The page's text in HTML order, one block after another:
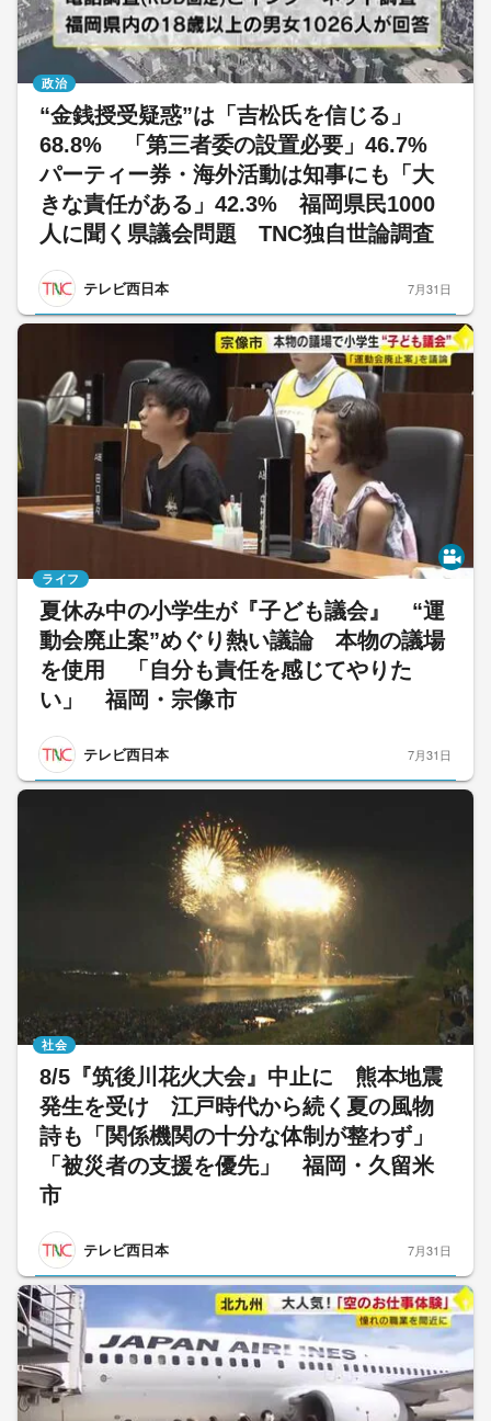
“金銭授受疑惑”は「吉松氏を信じる」
68.8% 「第三者委の設置必要」46.7%
パーティー券・海外活動は知事にも「大
きな責任がある」42.3% 福岡県民1000
人に聞く県議会問題 TNC独自世論調査
テレビ西日本
政治
7月31日
夏休み中の小学生が『子ども議会』 “運
動会廃止案”めぐり熱い議論 本物の議場
を使用 「自分も責任を感じてやりた
い」 福岡・宗像市
テレビ西日本
ライフ
7月31日
8/5『筑後川花火大会』中止に 熊本地震
発生を受け 江戸時代から続く夏の風物
詩も「関係機関の十分な体制が整わず」
「被災者の支援を優先」 福岡・久留米
市
テレビ西日本
社会
7月31日